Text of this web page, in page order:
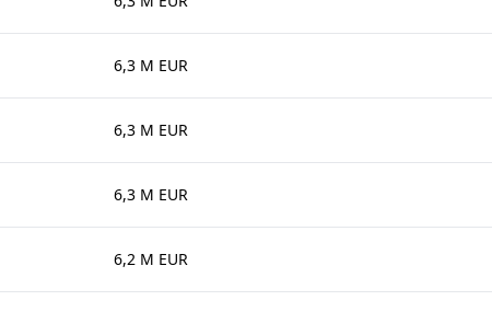
6,3 M EUR
6,3 M EUR
6,3 M EUR
6,2 M EUR